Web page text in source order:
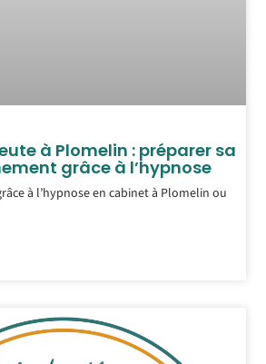
à Plomelin : préparer sa
grâce à l’hypnose
à l’hypnose en cabinet à Plomelin ou